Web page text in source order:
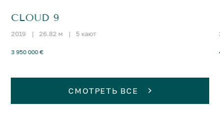
CLOUD 9
2019 | 26.82 м | 5 кают
3 950 000 €
СМОТРЕТЬ ВСЕ